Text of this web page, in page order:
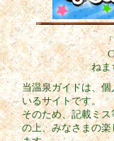
「
ねま
当温泉ガイドは、
いるサイトです。
そのため、記載ミ
の上、みなさまの